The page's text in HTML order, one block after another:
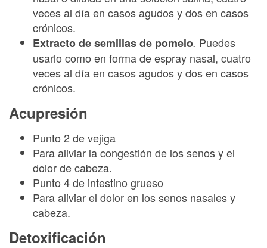
veces al día en casos agudos y dos en casos
crónicos.
Extracto de semillas de pomelo. Puedes
usarlo como en forma de espray nasal, cuatro
veces al día en casos agudos y dos en casos
crónicos.
Acupresión
Punto 2 de vejiga
Para aliviar la congestión de los senos y el
dolor de cabeza.
Punto 4 de intestino grueso
Para aliviar el dolor en los senos nasales y
cabeza.
Detoxificación